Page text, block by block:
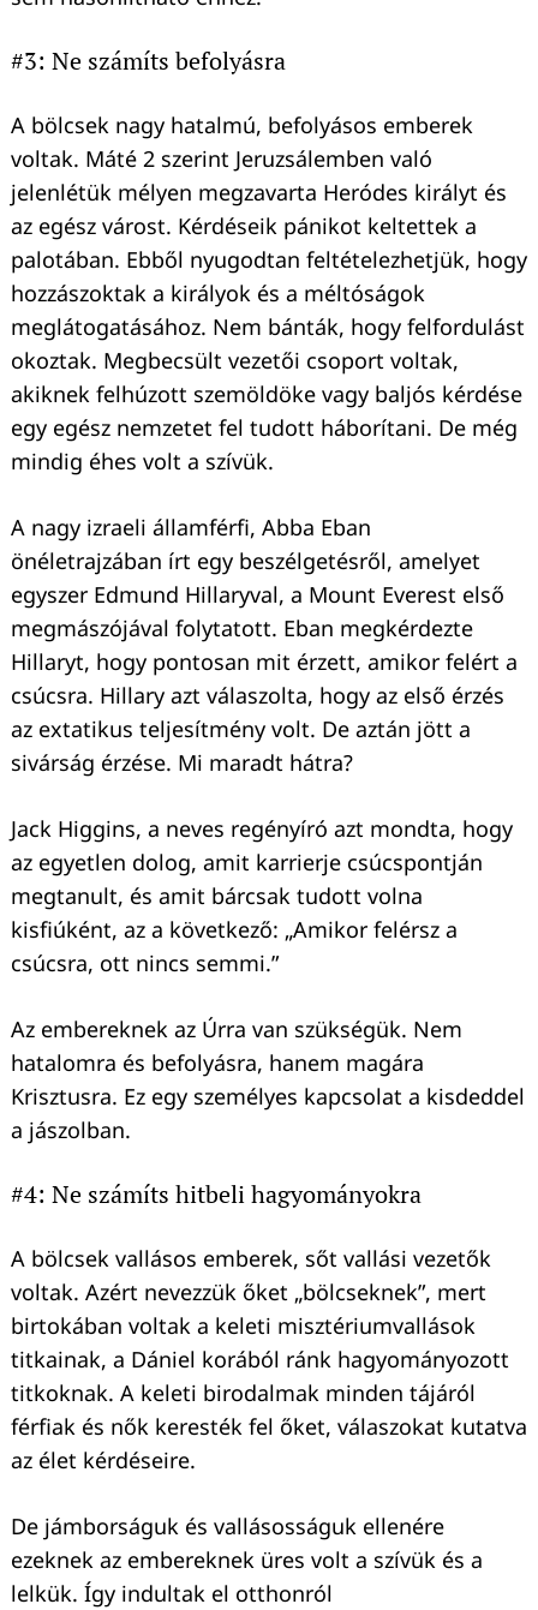
#3: Ne számíts befolyásra
A bölcsek nagy hatalmú, befolyásos emberek
voltak. Máté 2 szerint Jeruzsálemben való
jelenlétük mélyen megzavarta Heródes királyt és
az egész várost. Kérdéseik pánikot keltettek a
palotában. Ebből nyugodtan feltételezhetjük, hogy
hozzászoktak a királyok és a méltóságok
meglátogatásához. Nem bánták, hogy felfordulást
okoztak. Megbecsült vezetői csoport voltak,
akiknek felhúzott szemöldöke vagy baljós kérdése
egy egész nemzetet fel tudott háborítani. De még
mindig éhes volt a szívük.
A nagy izraeli államférfi, Abba Eban
önéletrajzában írt egy beszélgetésről, amelyet
egyszer Edmund Hillaryval, a Mount Everest első
megmászójával folytatott. Eban megkérdezte
Hillaryt, hogy pontosan mit érzett, amikor felért a
csúcsra. Hillary azt válaszolta, hogy az első érzés
az extatikus teljesítmény volt. De aztán jött a
sivárság érzése. Mi maradt hátra?
Jack Higgins, a neves regényíró azt mondta, hogy
az egyetlen dolog, amit karrierje csúcspontján
megtanult, és amit bárcsak tudott volna
kisfiúként, az a következő: „Amikor felérsz a
csúcsra, ott nincs semmi.”
Az embereknek az Úrra van szükségük. Nem
hatalomra és befolyásra, hanem magára
Krisztusra. Ez egy személyes kapcsolat a kisdeddel
a jászolban.
#4: Ne számíts hitbeli hagyományokra
A bölcsek vallásos emberek, sőt vallási vezetők
voltak. Azért nevezzük őket „bölcseknek”, mert
birtokában voltak a keleti misztériumvallások
titkainak, a Dániel korából ránk hagyományozott
titkoknak. A keleti birodalmak minden tájáról
férfiak és nők keresték fel őket, válaszokat kutatva
az élet kérdéseire.
De jámborságuk és vallásosságuk ellenére
ezeknek az embereknek üres volt a szívük és a
lelkük. Így indultak el otthonról